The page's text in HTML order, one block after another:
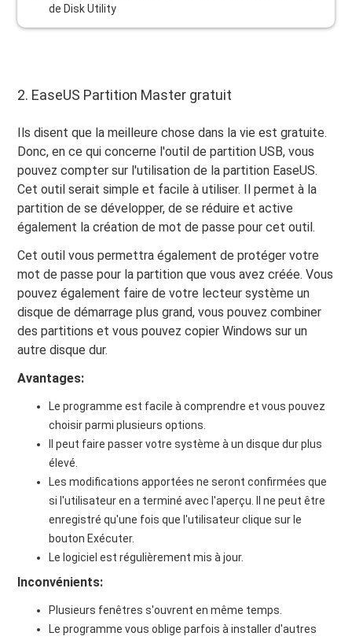
de Disk Utility
2. EaseUS Partition Master gratuit
Ils disent que la meilleure chose dans la vie est gratuite.
Donc, en ce qui concerne l'outil de partition USB, vous
pouvez compter sur l'utilisation de la partition EaseUS.
Cet outil serait simple et facile à utiliser. Il permet à la
partition de se développer, de se réduire et active
également la création de mot de passe pour cet outil.
Cet outil vous permettra également de protéger votre
mot de passe pour la partition que vous avez créée. Vous
pouvez également faire de votre lecteur système un
disque de démarrage plus grand, vous pouvez combiner
des partitions et vous pouvez copier Windows sur un
autre disque dur.
Avantages:
Le programme est facile à comprendre et vous pouvez
choisir parmi plusieurs options.
Il peut faire passer votre système à un disque dur plus
élevé.
Les modifications apportées ne seront confirmées que
si l'utilisateur en a terminé avec l'aperçu. Il ne peut être
enregistré qu'une fois que l'utilisateur clique sur le
bouton Exécuter.
Le logiciel est régulièrement mis à jour.
Inconvénients:
Plusieurs fenêtres s'ouvrent en même temps.
Le programme vous oblige parfois à installer d'autres